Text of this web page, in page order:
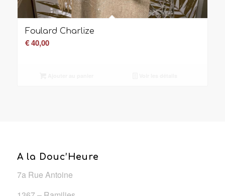
Foulard Charlize
€40,00
A la Douc’Heure
7a Rue Antoine